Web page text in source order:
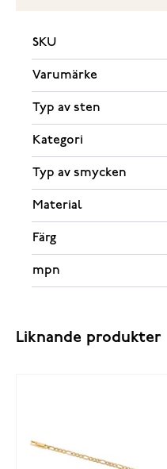
SKU
Varumärke
Typ av sten
Kategori
Typ av smycken
Material
Färg
mpn
Liknande produkter